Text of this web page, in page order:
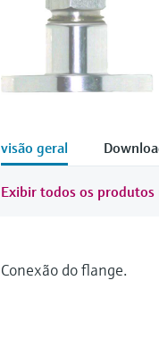
visão geral
Exibir todos os
Conexão do flange.